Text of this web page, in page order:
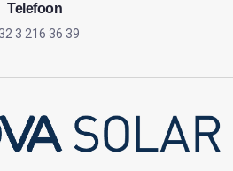
Telefoon
3 216 36 39